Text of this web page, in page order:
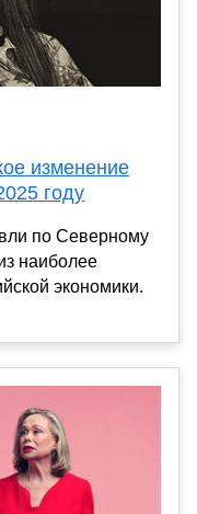
изменение
году
по Северному
наиболее
экономики.